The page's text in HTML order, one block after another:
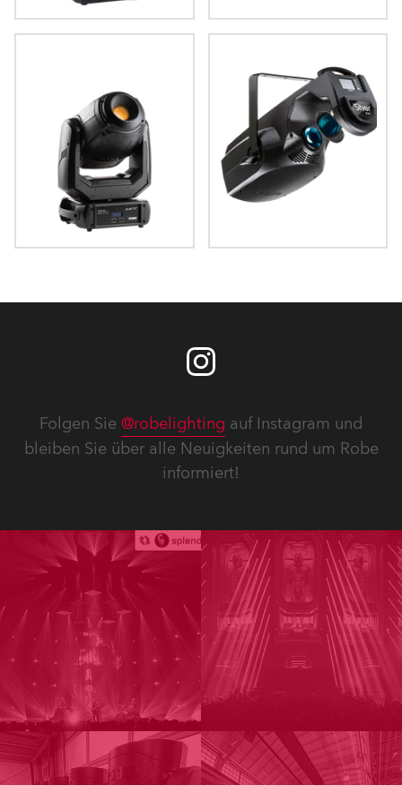
iPAINTE® LTM WB PAINTE®
Folgen Sie @robelighting auf Instagram und
bleiben Sie über alle Neuigkeiten rund um Robe
informiert!